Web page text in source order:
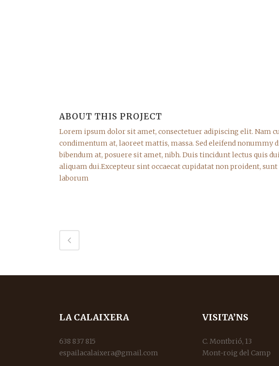
ABOUT THIS PROJECT
Lorem ipsum dolor sit amet, consectetuer adipiscing elit. Nam
condimentum at, laoreet mattis, massa. Sed eleifend nonummy
bibendum at, posuere sit amet, nibh. Duis tincidunt lectus quis
aliquam dui.Excepteur sint occaecat cupidatat non proident,
laborum
LA CALAIXERA
638 837 815
espailacalaixera@gmail.com
VISITA’NS
C. Montbrió, 13
Mont-roig del Camp